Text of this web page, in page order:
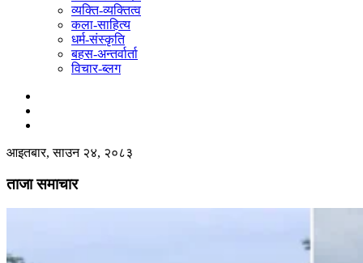
व्यक्ति-व्यक्तित्व
कला-साहित्य
धर्म-संस्कृति
बहस-अन्तर्वार्ता
विचार-ब्लग
आइतबार, साउन २४, २०८३
ताजा समाचार